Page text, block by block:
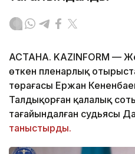
АСТАНА. KAZINFORM —
өткен пленарлық
төрағасы Ержан
Талдықорған қалалық
тағайындалған судьясы
таныстырды.